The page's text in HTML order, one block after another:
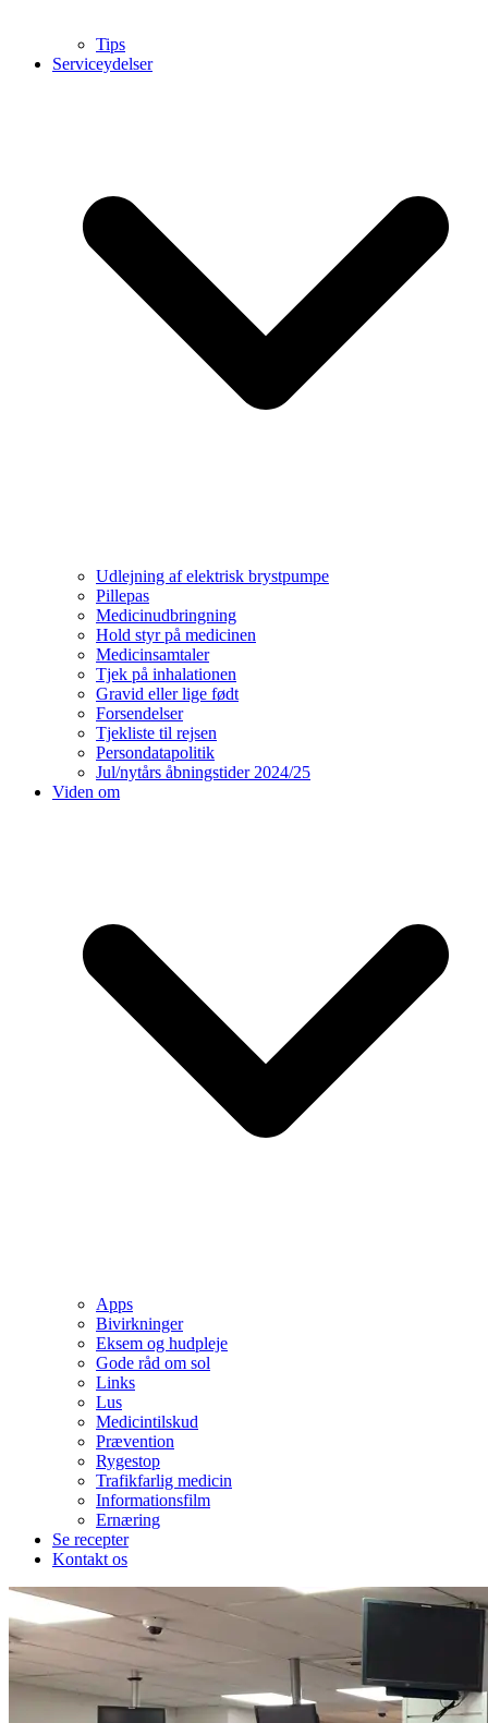
Tips
Serviceydelser
Udlejning af elektrisk brystpumpe
Pillepas
Medicinudbringning
Hold styr på medicinen
Medicinsamtaler
Tjek på inhalationen
Gravid eller lige født
Forsendelser
Tjekliste til rejsen
Persondatapolitik
Jul/nytårs åbningstider 2024/25
Viden om
Apps
Bivirkninger
Eksem og hudpleje
Gode råd om sol
Links
Lus
Medicintilskud
Prævention
Rygestop
Trafikfarlig medicin
Informationsfilm
Ernæring
Se recepter
Kontakt os